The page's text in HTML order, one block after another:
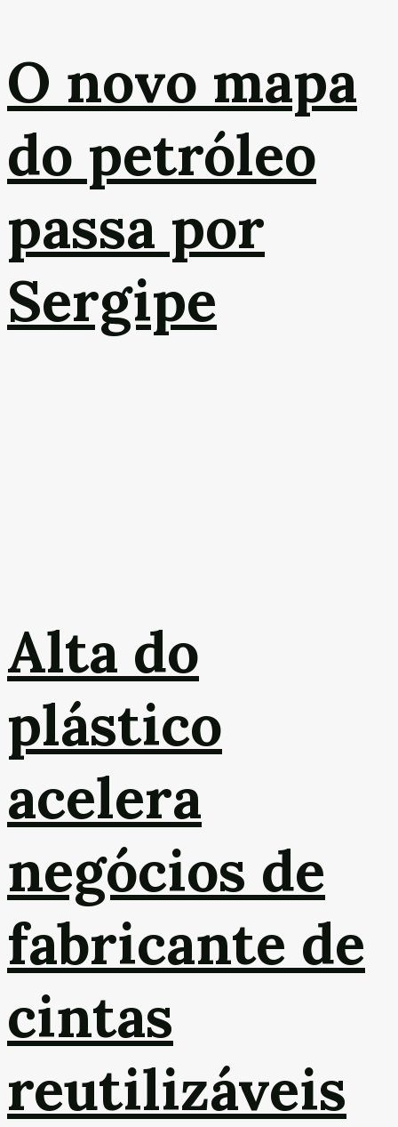
O novo mapa
do petróleo
passa por
Sergipe
Alta do
plástico
acelera
negócios de
fabricante de
cintas
reutilizáveis